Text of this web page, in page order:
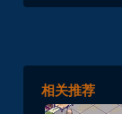
相关推荐